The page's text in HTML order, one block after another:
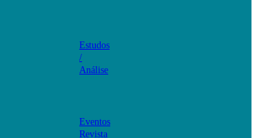
Estudos
/
Análise
Eventos
Revista